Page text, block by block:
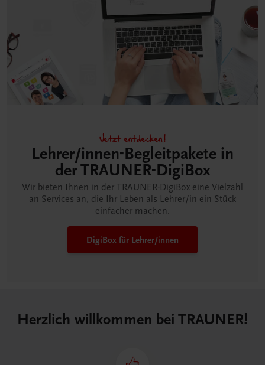
Jetzt entdecken!
Lehrer/innen-Begleitpakete in
der TRAUNER-DigiBox
Wir bieten Ihnen in der TRAUNER-DigiBox eine Vielzahl
an Services an, die Ihr Leben als Lehrer/in ein Stück
einfacher machen.
DigiBox für Lehrer/innen
Herzlich willkommen bei TRAUNER!